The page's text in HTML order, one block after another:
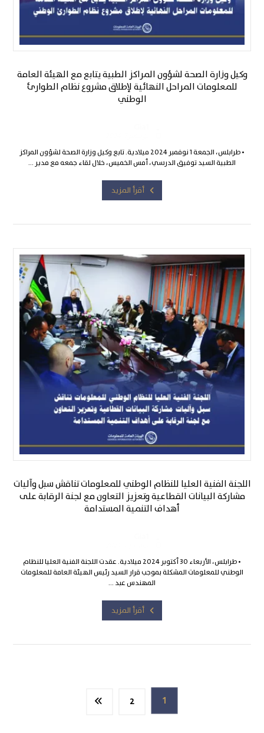
وكيل وزارة الصحة لشؤون المراكز الطبية يتابع مع الهيئة العامة
للمعلومات المراحل النهائية لإطلاق مشروع نظام الطوارئ
الوطني
• طرابلس، الجمعة 1 نوفمبر 2024 ميلادية. تابع وكيل وزارة الصحة لشؤون المراكز
الطبية السيد توفيق الدرسي، أمس الخميس، خلال لقاء جمعه مع مدير ...
أقرأ المزيد
اللجنة الفنية العليا للنظام الوطني للمعلومات تناقش سبل وآليات
مشاركة البيانات القطاعية وتعزيز التعاون مع لجنة الرقابة على
أهداف التنمية المستدامة
• طرابلس، الأربعاء 30 أكتوبر 2024 ميلادية. عقدت اللجنة الفنية العليا للنظام
الوطني للمعلومات المشكلة بموجب قرار السيد رئيس الهيئة العامة للمعلومات
المهندس عبد ...
أقرأ المزيد
1
2